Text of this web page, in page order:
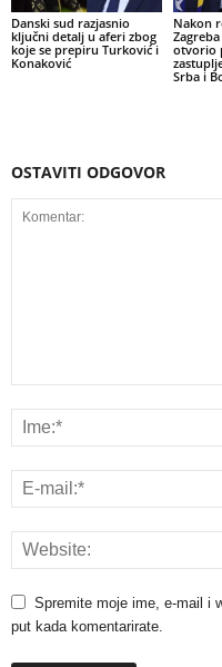
Danski sud razjasnio
ključni detalj u aferi zbog
koje se prepiru Turković i
Konaković
Nakon
otvorio
Srba i
OSTAVITI ODGOVOR
Spremite moje ime, e-mail i
put kada komentarirate.